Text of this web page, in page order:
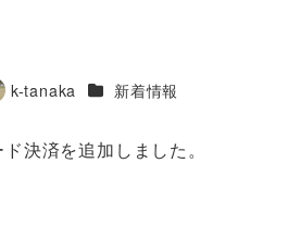
k-tanaka カテゴリー
新着情報
決済を追加しました。